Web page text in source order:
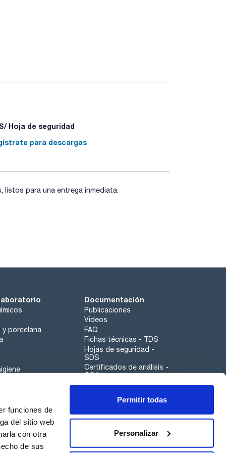
funciones de
del sitio web
con otra
de sus
Permitir todas
Personalizar
Hoja de seguridad
para descargas
para una entrega inmediata.
y porcelana
Documentación
Publicaciones
Videos
FAQ
Fichas técnicas - TDS
Hojas de seguridad -
SDS
Certificados de análisis -
COA
Aplicaciones
Canal de denuncias